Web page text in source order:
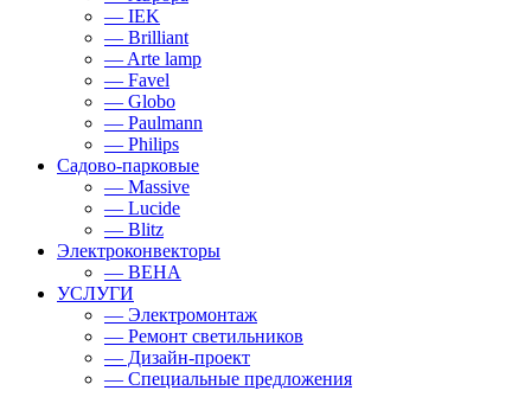
— IEK
— Brilliant
— Arte lamp
— Favel
— Globo
— Paulmann
— Philips
Садово-парковые
— Massive
— Lucide
— Blitz
Электроконвекторы
— BEHA
УСЛУГИ
— Электромонтаж
— Ремонт светильников
— Дизайн-проект
— Специальные предложения